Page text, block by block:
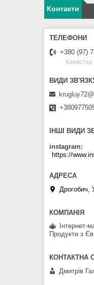
Контакти
+380 (97)
Киевстар
ІНШІ ВИДИ
instagram
Дрогобич,
Інтернет-
Продукти з
Дмитрів